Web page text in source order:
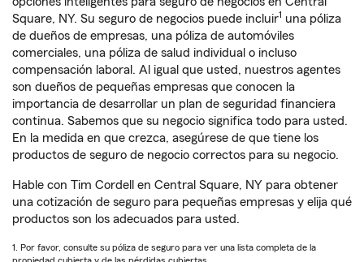
Square, NY. Su seguro de negocios puede incluir1 una póliza
de dueños de empresas, una póliza de automóviles
comerciales, una póliza de salud individual o incluso
compensación laboral. Al igual que usted, nuestros agentes
son dueños de pequeñas empresas que conocen la
importancia de desarrollar un plan de seguridad financiera
continua. Sabemos que su negocio significa todo para usted.
En la medida en que crezca, asegúrese de que tiene los
productos de seguro de negocio correctos para su negocio.
Hable con Tim Cordell en Central Square, NY para obtener
una cotización de seguro para pequeñas empresas y elija qué
productos son los adecuados para usted.
1. Por favor, consulte su póliza de seguro para ver una lista completa de la